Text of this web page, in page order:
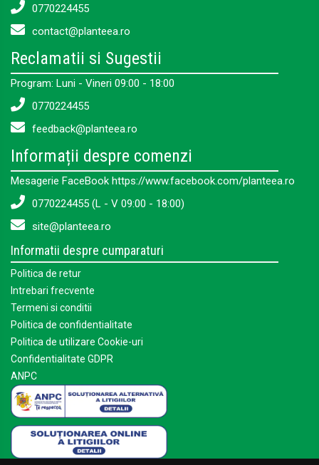
0770224455
contact@planteea.ro
Reclamatii si Sugestii
Program: Luni - Vineri 09:00 - 18:00
0770224455
feedback@planteea.ro
Informații despre comenzi
Mesagerie FaceBook https://www.facebook.com/planteea.ro
0770224455 (L - V 09:00 - 18:00)
site@planteea.ro
Informatii despre cumparaturi
Politica de retur
Intrebari frecvente
Termeni si conditii
Politica de confidentialitate
Politica de utilizare Cookie-uri
Confidentialitate GDPR
ANPC